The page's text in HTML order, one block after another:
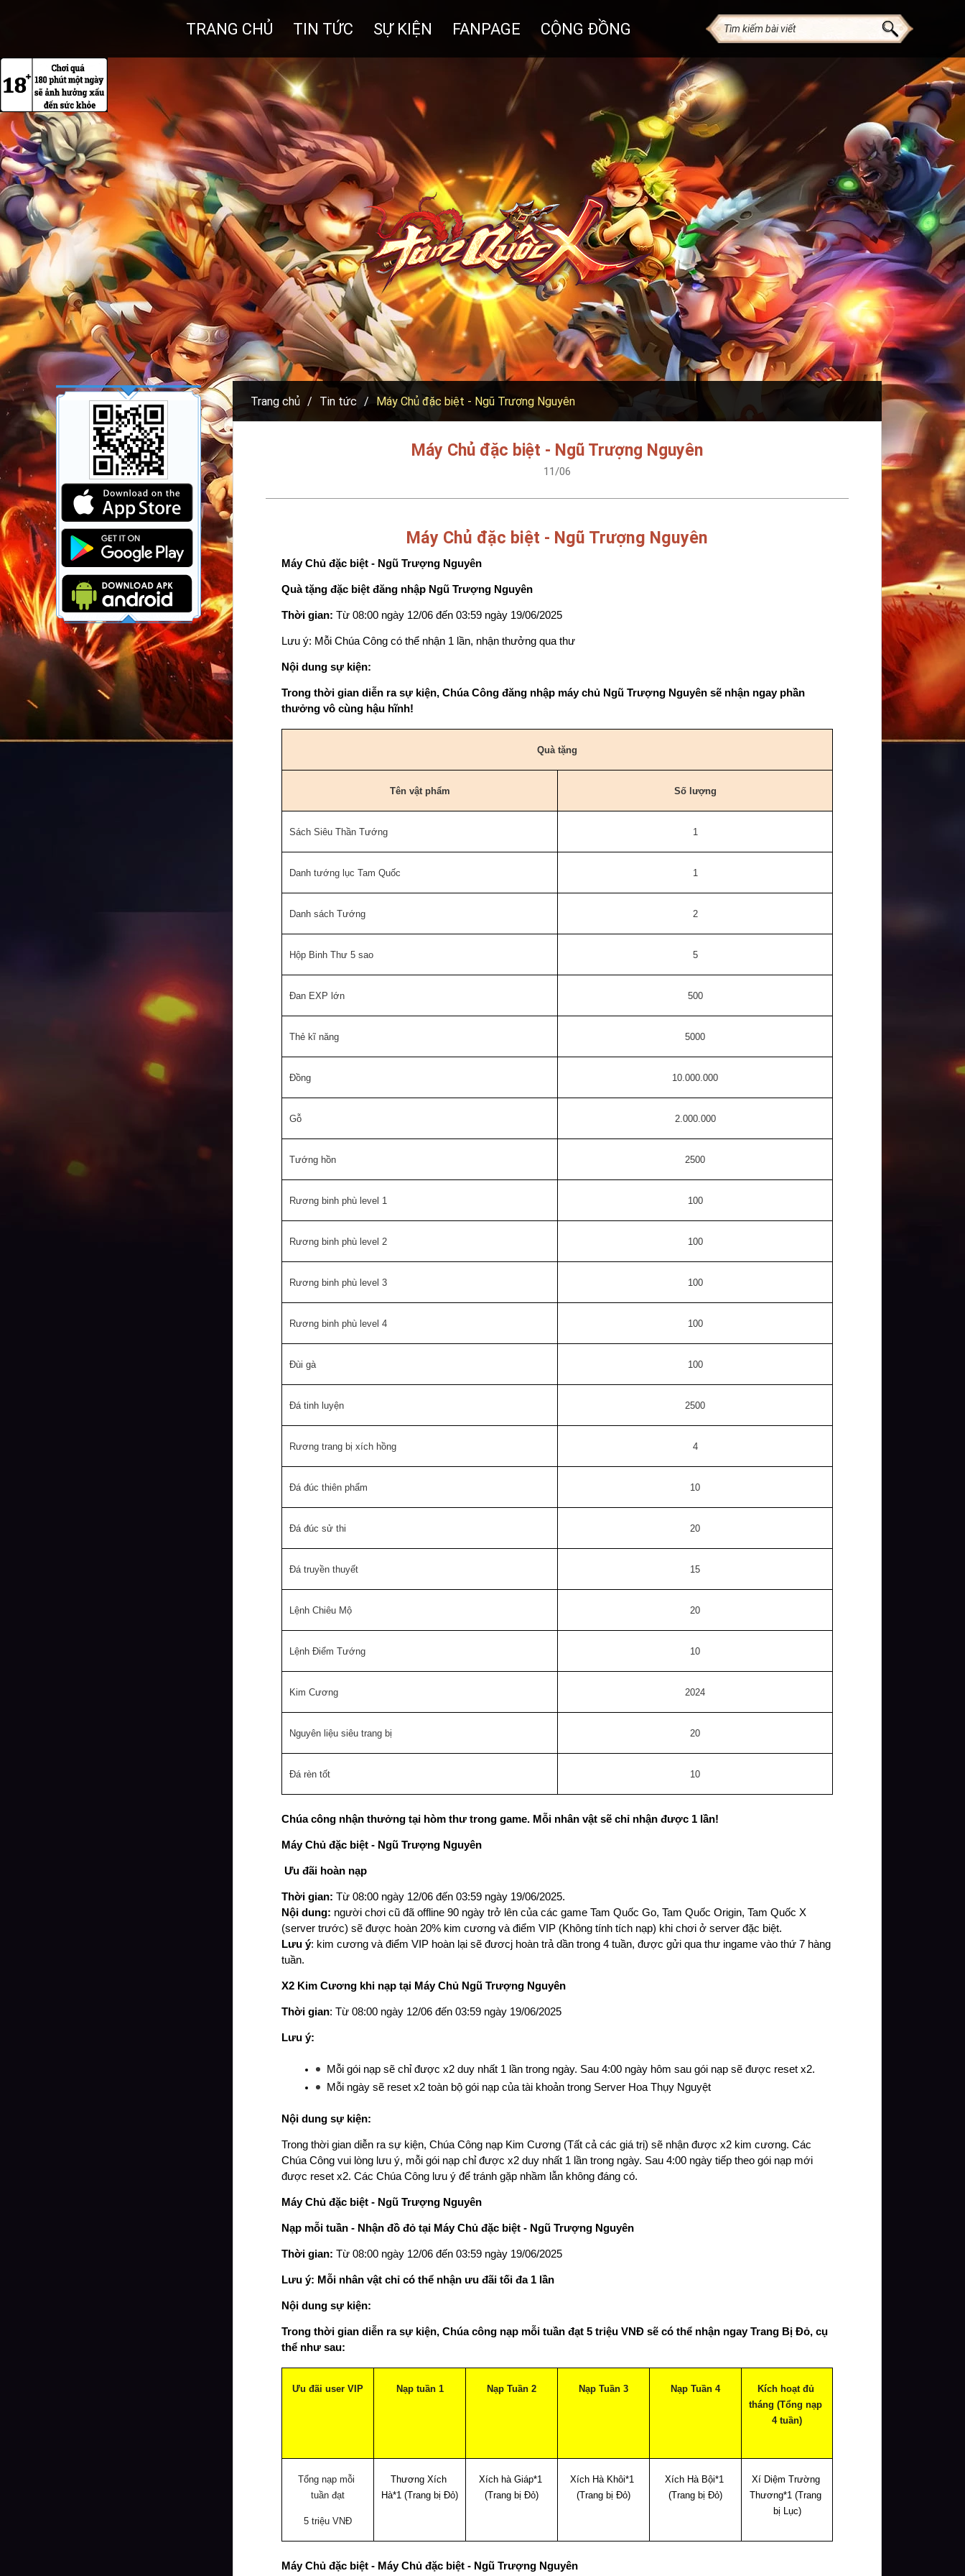
TRANG CHỦ TIN TỨC SỰ KIỆN FANPAGE CỘNG ĐỒNG
Trang chủ Tin tức Máy Chủ đặc biệt - Ngũ Trượng Nguyên
Máy Chủ đặc biệt - Ngũ Trượng Nguyên
11/06
Máy Chủ đặc biệt - Ngũ Trượng Nguyên
Máy Chủ đặc biệt - Ngũ Trượng Nguyên
Quà tặng đặc biệt đăng nhập Ngũ Trượng Nguyên
Thời gian: Từ 08:00 ngày 12/06 đến 03:59 ngày 19/06/2025
Lưu ý: Mỗi Chúa Công có thể nhận 1 lần, nhận thưởng qua thư
Nội dung sự kiện:
Trong thời gian diễn ra sự kiện, Chúa Công đăng nhập máy chủ Ngũ Trượng Nguyên sẽ nhận ngay phần
thưởng vô cùng hậu hĩnh!
Quà tặng
Tên vật phẩm Số lượng
Sách Siêu Thần Tướng 1
Danh tướng lục Tam Quốc 1
Danh sách Tướng 2
Hộp Binh Thư 5 sao 5
Đan EXP lớn 500
Thẻ kĩ năng 5000
Đồng 10.000.000
Gỗ 2.000.000
Tướng hồn 2500
Rương binh phù level 1 100
Rương binh phù level 2 100
Rương binh phù level 3 100
Rương binh phù level 4 100
Đùi gà 100
Đá tinh luyện 2500
Rương trang bị xích hồng 4
Đá đúc thiên phẩm 10
Đá đúc sử thi 20
Đá truyền thuyết 15
Lệnh Chiêu Mộ 20
Lệnh Điểm Tướng 10
Kim Cương 2024
Nguyên liệu siêu trang bị 20
Đá rèn tốt 10
Chúa công nhận thưởng tại hòm thư trong game. Mỗi nhân vật sẽ chỉ nhận được 1 lần!
Máy Chủ đặc biệt - Ngũ Trượng Nguyên
Ưu đãi hoàn nạp
Thời gian: Từ 08:00 ngày 12/06 đến 03:59 ngày 19/06/2025.
Nội dung: người chơi cũ đã offline 90 ngày trở lên của các game Tam Quốc Go, Tam Quốc Origin, Tam Quốc X
(server trước) sẽ được hoàn 20% kim cương và điểm VIP (Không tính tích nạp) khi chơi ở server đặc biệt.
Lưu ý: kim cương và điểm VIP hoàn lại sẽ đươcj hoàn trả dần trong 4 tuần, được gửi qua thư ingame vào thứ 7 hàng
tuần.
X2 Kim Cương khi nạp tại Máy Chủ Ngũ Trượng Nguyên
Thời gian: Từ 08:00 ngày 12/06 đến 03:59 ngày 19/06/2025
Lưu ý:
Mỗi gói nạp sẽ chỉ được x2 duy nhất 1 lần trong ngày. Sau 4:00 ngày hôm sau gói nạp sẽ được reset x2.
Mỗi ngày sẽ reset x2 toàn bộ gói nạp của tài khoản trong Server Hoa Thụy Nguyệt
Nội dung sự kiện:
Trong thời gian diễn ra sự kiện, Chúa Công nạp Kim Cương (Tất cả các giá trị) sẽ nhận được x2 kim cương. Các
Chúa Công vui lòng lưu ý, mỗi gói nạp chỉ được x2 duy nhất 1 lần trong ngày. Sau 4:00 ngày tiếp theo gói nạp mới
được reset x2. Các Chúa Công lưu ý để tránh gặp nhầm lẫn không đáng có.
Máy Chủ đặc biệt - Ngũ Trượng Nguyên
Nạp mỗi tuần - Nhận đồ đỏ tại Máy Chủ đặc biệt - Ngũ Trượng Nguyên
Thời gian: Từ 08:00 ngày 12/06 đến 03:59 ngày 19/06/2025
Lưu ý: Mỗi nhân vật chỉ có thể nhận ưu đãi tối đa 1 lần
Nội dung sự kiện:
Trong thời gian diễn ra sự kiện, Chúa công nạp mỗi tuần đạt 5 triệu VNĐ sẽ có thể nhận ngay Trang Bị Đỏ, cụ
thể như sau:
Ưu đãi user VIP Nạp tuần 1 Nạp Tuần 2 Nạp Tuần 3 Nạp Tuần 4
Kích hoạt đủ
tháng (Tổng nạp
4 tuần)
Tổng nạp mỗi
tuần đạt
5 triệu VNĐ
Thương Xích
Hà*1 (Trang bị Đỏ)
Xích hà Giáp*1
(Trang bị Đỏ)
Xích Hà Khôi*1
(Trang bị Đỏ)
Xích Hà Bội*1
(Trang bị Đỏ)
Xí Diệm Trường
Thương*1 (Trang
bị Lục)
Máy Chủ đặc biệt - Máy Chủ đặc biệt - Ngũ Trượng Nguyên